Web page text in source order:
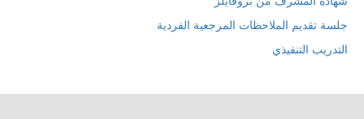
جلسة تقديم الملاحظات المرجعية الفردية
التدريب التنفيذي